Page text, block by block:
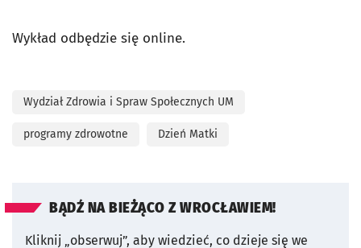
Wykład odbędzie się online.
Wydział Zdrowia i Spraw Społecznych UM
programy zdrowotne Dzień Matki
BĄDŹ NA BIEŻĄCO Z WROCŁAWIEM!
Kliknij „obserwuj”, aby wiedzieć, co dzieje się we